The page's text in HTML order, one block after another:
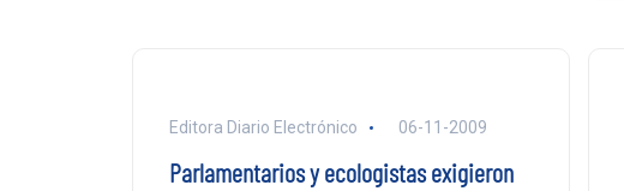
Editora Diario Electrónico 06-11-2009
Parlamentarios y ecologistas exigieron